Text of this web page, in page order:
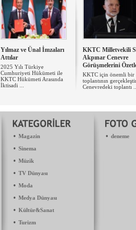
Yılmaz ve Ünal İmzaları
Attılar
2025 Yılı Türkiye
Cumhuriyeti Hükümeti ile
KKTC Hükümeti Arasında
İktisadi ...
KKTC Milletvekili
Akpınar Cenevre
Görüşmelerini
KKTC için önemli bir
toplantının
Cenevredeki toplantı
• Magazin
• Sinema
• Müzik
• TV Dünyası
• Moda
• Medya Dünyası
• Kültür&Sanat
• Turizm
• deneme